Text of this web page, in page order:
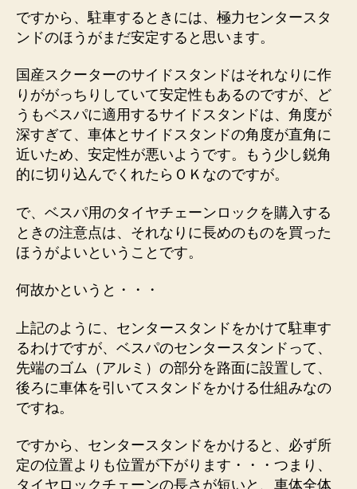
ですから、駐車するときには、極力センタースタ
ンドのほうがまだ安定すると思います。
国産スクーターのサイドスタンドはそれなりに作
りががっちりしていて安定性もあるのですが、ど
うもベスパに適用するサイドスタンドは、角度が
深すぎて、車体とサイドスタンドの角度が直角に
近いため、安定性が悪いようです。もう少し鋭角
的に切り込んでくれたらＯＫなのですが。
で、ベスパ用のタイヤチェーンロックを購入する
ときの注意点は、それなりに長めのものを買った
ほうがよいということです。
何故かというと・・・
上記のように、センタースタンドをかけて駐車す
るわけですが、ベスパのセンタースタンドって、
先端のゴム（アルミ）の部分を路面に設置して、
後ろに車体を引いてスタンドをかける仕組みなの
ですね。
ですから、センタースタンドをかけると、必ず所
定の位置よりも位置が下がります・・・つまり、
タイヤロックチェーンの長さが短いと、車体全体